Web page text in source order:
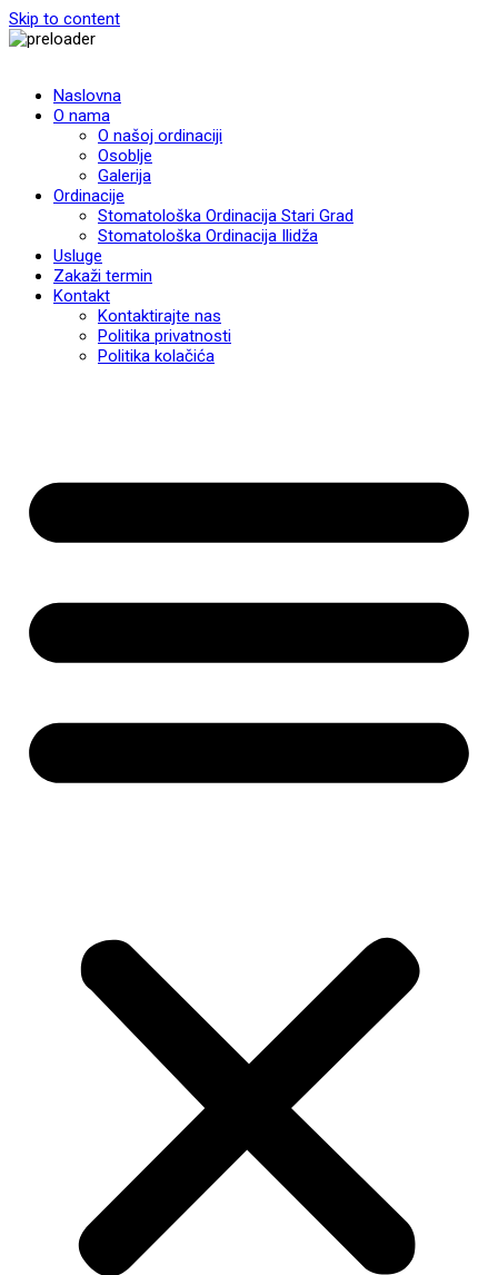
Skip to content
Naslovna
O nama
O našoj ordinaciji
Osoblje
Galerija
Ordinacije
Stomatološka Ordinacija Stari Grad
Stomatološka Ordinacija Ilidža
Usluge
Zakaži termin
Kontakt
Kontaktirajte nas
Politika privatnosti
Politika kolačića